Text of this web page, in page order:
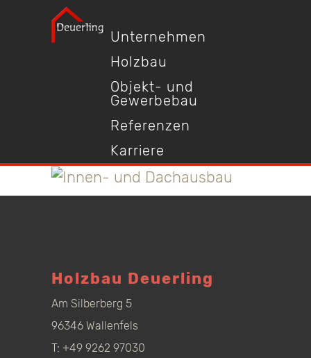
Unternehmen
Holzbau
Objekt- und
Gewerbebau
Referenzen
Karriere
Holzbau Deuerling
Am Silberberg 5
96346 Wallenfels
T: +49 9262 97030